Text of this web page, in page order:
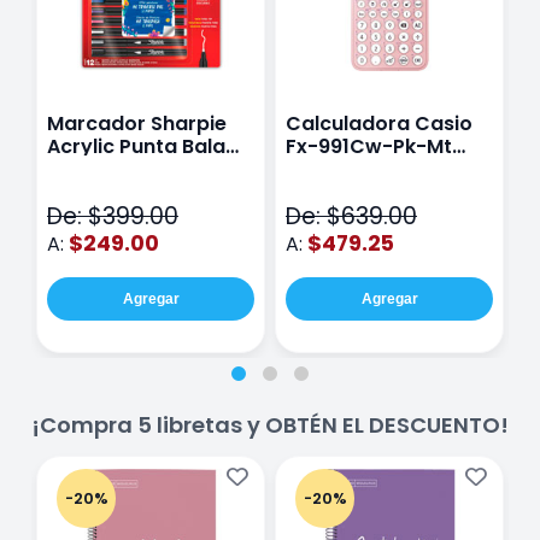
Marcador Sharpie
Acrylic Punta Bala
De: $399.00
A: $249.00
Agregar
Calculadora Casio
Fx-991Cw-Pk-Mt
De: $639.00
A: $479.25
Agregar
¡Compra 5 libretas y OBTÉN EL DESCUENTO!
-20% -20%